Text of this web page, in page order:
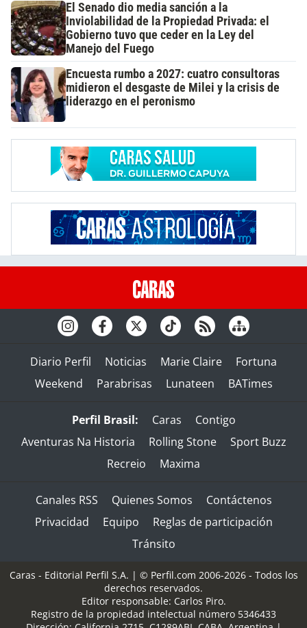
El Senado dio media sanción a la
Inviolabilidad de la Propiedad Privada: el
Gobierno tuvo que ceder en la Ley del
Manejo del Fuego
Encuesta rumbo a 2027: cuatro consultoras
midieron el desgaste de Milei y la crisis de
liderazgo en el peronismo
Diario Perfil Noticias Marie Claire
Fortuna
Weekend
Parabrisas Lunateen BATimes
Perfil Brasil: Caras
Contigo
Aventuras Na Historia
Rolling Stone
Sport Buzz
Recreio
Maxima
Canales RSS Quienes Somos
Contáctenos
Privacidad
Equipo
Reglas de participación
Tránsito
Caras - Editorial Perfil S.A. | © Perfil.com 2006-2026 - Todos los
derechos reservados.
Editor responsable: Carlos Piro.
Registro de la propiedad intelectual número 5346433